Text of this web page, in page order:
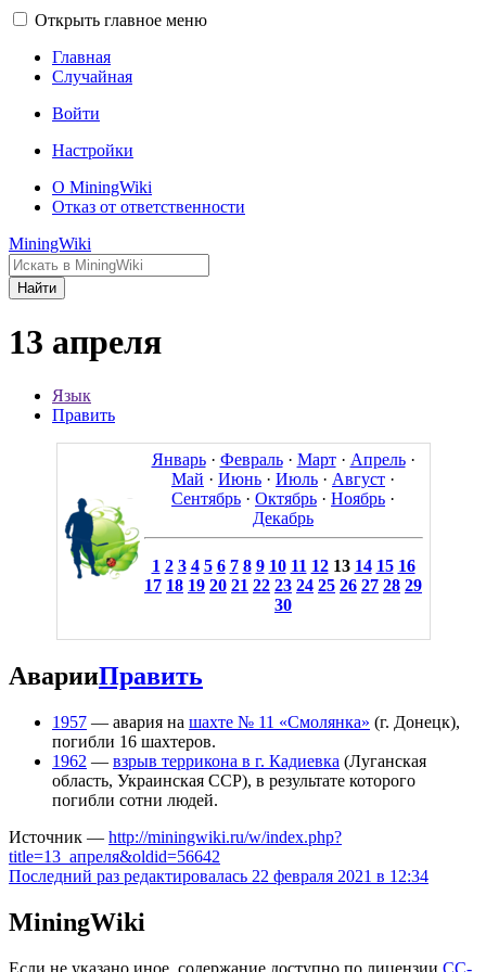
Открыть главное меню
Главная
Случайная
Войти
Настройки
О MiningWiki
Отказ от ответственности
MiningWiki
Найти
13 апреля
Язык
Править
Январь· Февраль· Март· Апрель·
Май · Июнь · Июль · Август ·
Сентябрь · Октябрь · Ноябрь ·
Декабрь
1 2 3 4 5 6 7 8 9 10 11 12 13 14 15 16
17 18 19 20 21 22 23 24 25 26 27 28 29
30
АварииПравить
1957 — авария на шахте № 11 «Смолянка» (г. Донецк),
погибли 16 шахтеров.
1962 — взрыв террикона в г. Кадиевка (Луганская
область, Украинская ССР), в результате которого
погибли сотни людей.
Источник — http://miningwiki.ru/w/index.php?
title=13_апреля&oldid=56642
Последний раз редактировалась 22 февраля 2021 в 12:34
MiningWiki
Если не указано иное, содержание доступно по лицензии CC-